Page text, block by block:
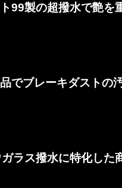
99製の超撥水で艶を
でブレーキダストの
ラス撥水に特化した